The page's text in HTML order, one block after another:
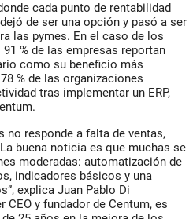
cada punto de rentabilidad
de ser una opción y pasó a ser
las pymes. En el caso de los
91 % de las empresas reportan
como su beneficio más
% de las organizaciones
tras implementar un ERP,
no responde a falta de ventas,
buena noticia es que muchas se
moderadas: automatización de
indicadores básicos y una
explica Juan Pablo Di
CEO y fundador de Centum, es